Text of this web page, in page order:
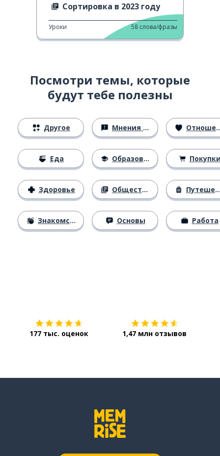
Сортировка в 2023 году
Уроки 58 слова/фразы
Посмотри темы, которые
будут тебе полезны
Другое
Еда
Здоровье
Знакомство
Мнения и убеждения
Образование
Общество
Основы
Отношения
Путешествия
Работа
177 тыс. оценок 1,47 млн отзывов